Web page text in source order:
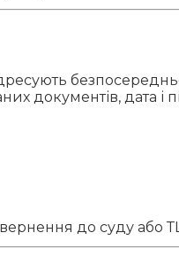
документів, дата і
до суду або